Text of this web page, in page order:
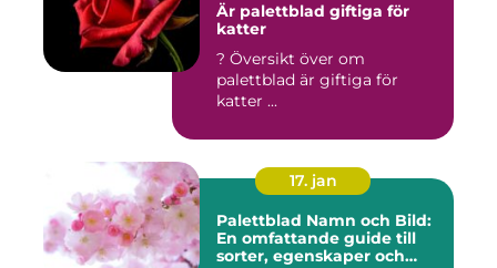
Är palettblad giftiga för
katter
? Översikt över om
palettblad är giftiga för
katter ...
17. jan
Palettblad Namn och Bild:
En omfattande guide till
sorter, egenskaper och